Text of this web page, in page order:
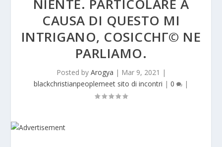
NIENTE. PARTICOLARE A
CAUSA DI QUESTO MI
INTRIGANO, COSICCHГ© NE
PARLIAMO.
Posted by Arogya | Mar 9, 2021 |
blackchristianpeoplemeet sito di incontri | 0 |